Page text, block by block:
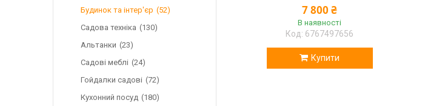
7 800 ₴
В наявності
6767497656
Купити
Будинок та інтер'єр
52
Садова техніка
130
Альтанки
23
Садові меблі
24
Гойдалки садові
72
Кухонний посуд
180